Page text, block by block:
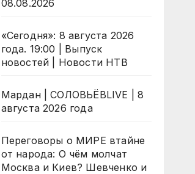
08.08.2026
«Сегодня»: 8 августа 2026
года. 19:00 | Выпуск
новостей | Новости НТВ
Мардан | СОЛОВЬЁВLIVE | 8
августа 2026 года
Переговоры о МИРЕ втайне
от народа: О чём молчат
Москва и Киев? Шевченко и